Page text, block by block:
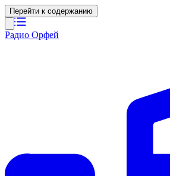
Перейти к содержанию
Радио Орфей